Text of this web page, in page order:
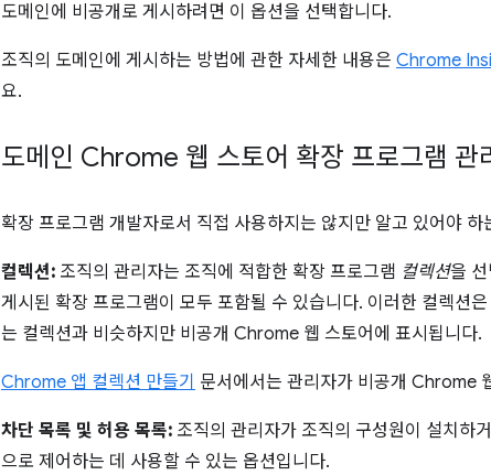
도메인에 비공개로 게시하려면 이 옵션을 선택합니다.
조직의 도메인에 게시하는 방법에 관한 자세한 내용은 Chrome
요.
도메인 Chrome 웹 스토어 확장 프로그램 관
확장 프로그램 개발자로서 직접 사용하지는 않지만 알고 있어야 하
컬렉션: 조직의 관리자는 조직에 적합한 확장 프로그램 컬렉션을
게시된 확장 프로그램이 모두 포함될 수 있습니다. 이러한 컬렉션
는 컬렉션과 비슷하지만 비공개 Chrome 웹 스토어에 표시됩니다.
Chrome 앱 컬렉션 만들기 문서에서는 관리자가 비공개 Chrome
차단 목록 및 허용 목록: 조직의 관리자가 조직의 구성원이 설치하
으로 제어하는 데 사용할 수 있는 옵션입니다.